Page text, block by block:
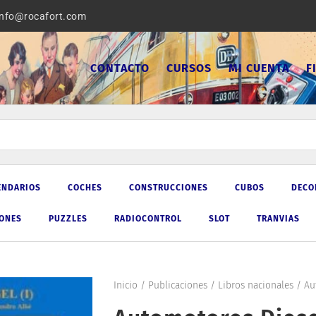
CONTACTO CURSOS MI CUENTA
COCHES CONSTRUCCIONES CUBOS
PUZZLES RADIOCONTROL SLOT TRANVIAS
Inicio / Publicaciones/ Libros nacionales/